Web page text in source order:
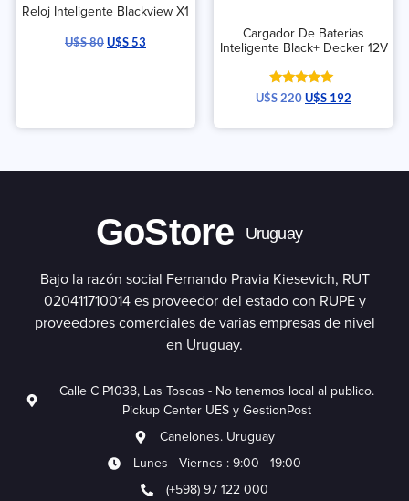
Reloj Inteligente Blackview X1
U$S80U$S53
Cargador De Baterias
Inteligente Black+ Decker 12V
Valorado
con
de 5
U$S220U$S 192
GoStore Uruguay
Bajo la razón social Fernando Pravia Kiesevich, RUT
020411710014 es proveedor del estado con RUPE y
proveedores comerciales de varias empresas de nivel
en Uruguay.
Calle C P1038, Las Toscas - No tenemos local al publico.
Pickup Center UES y GestionPost
Canelones. Uruguay
Lunes - Viernes : 9:00 - 19:00
(+598) 97 122 000